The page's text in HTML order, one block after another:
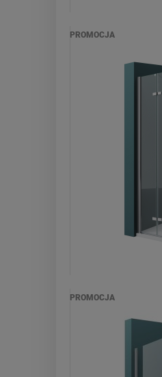
PROMOCJA
PROMOCJA